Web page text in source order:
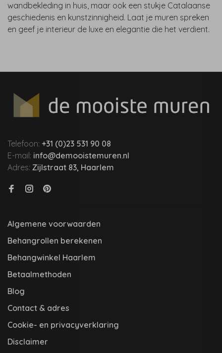
wandbekleding in huis, maar ook een stukje Catalaanse
geschiedenis en kunstzinnigheid. Laat je muren spreken
en geef je interieur de luxe en elegantie die het verdient.
Telefoon: +31 (0)23 531 90 08
E-mail: info@demooistemuren.nl
Adres: Zijlstraat 83, Haarlem
Algemene voorwaarden
Behangrollen berekenen
Behangwinkel Haarlem
Betaalmethoden
Blog
Contact & adres
Cookie- en privacyverklaring
Disclaimer